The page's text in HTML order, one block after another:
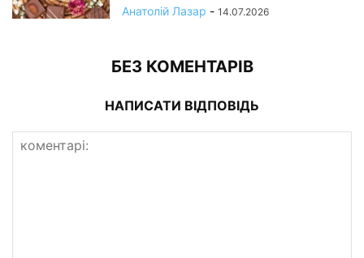
Анатолій Лазар - 14.07.2026
БЕЗ КОМЕНТАРІВ
НАПИСАТИ ВІДПОВІДЬ